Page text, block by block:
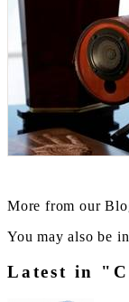
More from our
You may also be
Latest in